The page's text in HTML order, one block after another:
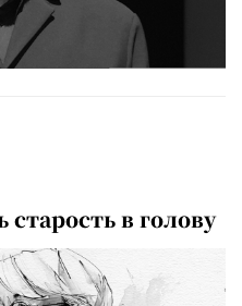
старость в голову